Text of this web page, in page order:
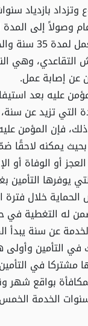
وتزداد بازدياد
وصولاً إلى
المعاش التقاعدي
التقاعدي، وهي
عن إصابة عمل.
عليه بعد
تزيد عن
فإن المؤمن
بحيث يمكنه
أو الوفاة أو
يوفرها
الحماية خلال
له التغطية في
عن سنة يبدأ
في التأمين
في
بواقع
الخدمة الخمس